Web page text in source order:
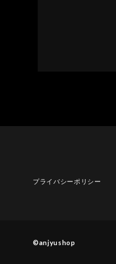
プライバシーポリシー
©︎anjyushop